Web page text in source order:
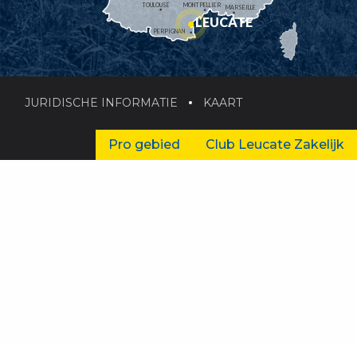
MONTPELLIER
PERPIGNAN
MARSEILLE
TOULOUSE
LEUCATE
JURIDISCHE INFORMATIE KAART
Pro gebied Club Leucate Zakelijk